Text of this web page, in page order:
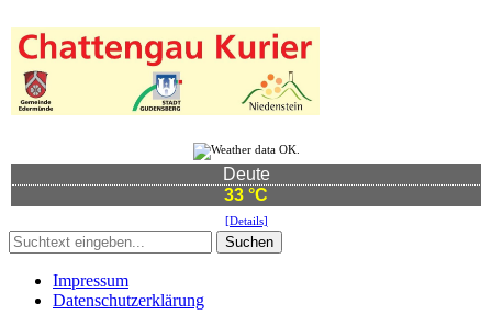
Deute
33 °C
[Details]
Suchen
Impressum
Datenschutzerklärung